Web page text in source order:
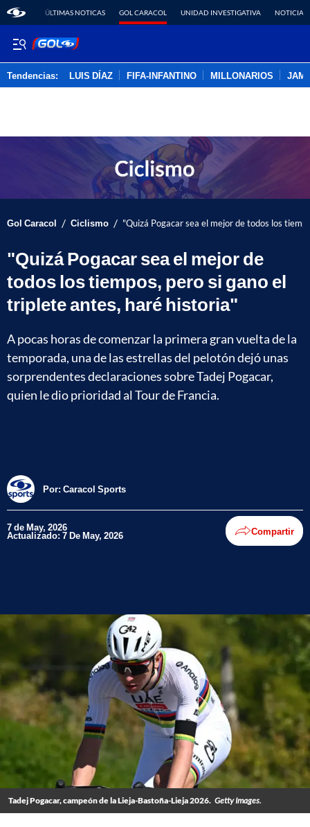
ÚLTIMAS NOTICAS GOL CARACOL UNIDAD INVESTIGATIVA NOTICIAS
Tendencias: LUIS DÍAZ FIFA-INFANTINO MILLONARIOS
Gol Caracol / Ciclismo / "Quizá Pogacar sea el mejor de todos los
"Quizá Pogacar sea el mejor de
todos los tiempos, pero si gano el
triplete antes, haré historia"
A pocas horas de comenzar la primera gran vuelta de la
temporada, una de las estrellas del pelotón dejó unas
sorprendentes declaraciones sobre Tadej Pogacar,
quien le dio prioridad al Tour de Francia.
Por: Caracol Sports
7 de May, 2026
Actualizado: 7 De May, 2026 Compartir
Tadej Pogacar, campeón de la Lieja-Bastoña-Lieja 2026. Getty Images.